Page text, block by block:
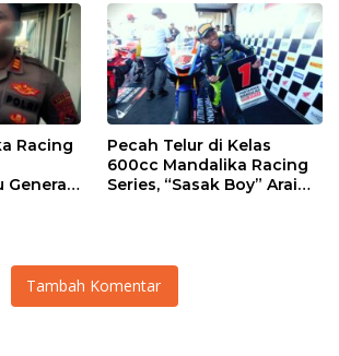
Racing
Generasi
Pecah Telur di Kelas
600cc Mandalika Racing
Series, “Sasak Boy” Arai
Tambah Komentar